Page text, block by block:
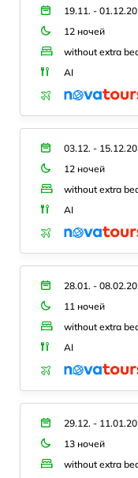
19.11. -
12 ночей
without extra
AI
03.12. -
12 ночей
without extra
AI
28.01. -
11 ночей
without extra
AI
29.12. -
13 ночей
without extra